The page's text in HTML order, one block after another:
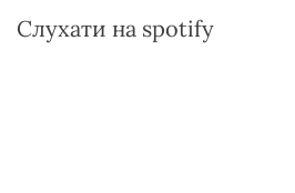
Слухати на spotify